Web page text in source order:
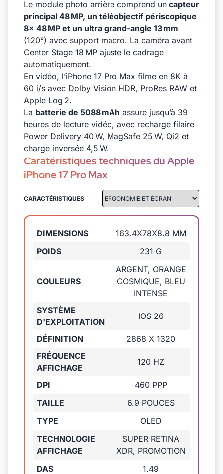
Le module photo arrière comprend un capteur
principal 48 MP, un téléobjectif périscopique
8x 48 MP et un ultra grand-angle 13 mm
(120°) avec support macro. La caméra avant
Center Stage 18 MP ajuste le cadrage
automatiquement.
En vidéo, l’iPhone 17 Pro Max filme en 8K à
60 i/s avec Dolby Vision HDR, ProRes RAW et
Apple Log 2.
La batterie de 5088 mAh assure jusqu’à 39
heures de lecture vidéo, avec recharge filaire
Power Delivery 40 W, MagSafe 25 W, Qi2 et
charge inversée 4,5 W.
Caratéristiques techniques du Apple
iPhone 17 Pro Max
CARACTÉRISTIQUES
DIMENSIONS
163.4X78X8.8 MM
POIDS
231 G
COULEURS
ARGENT, ORANGE
COSMIQUE, BLEU
INTENSE
SYSTÈME
D'EXPLOITATION
IOS 26
DÉFINITION
2868 X 1320
FRÉQUENCE
AFFICHAGE
120 HZ
DPI
460 PPP
TAILLE
6.9 POUCES
TYPE
OLED
TECHNOLOGIE
AFFICHAGE
SUPER RETINA
XDR, PROMOTION
DAS
1.49